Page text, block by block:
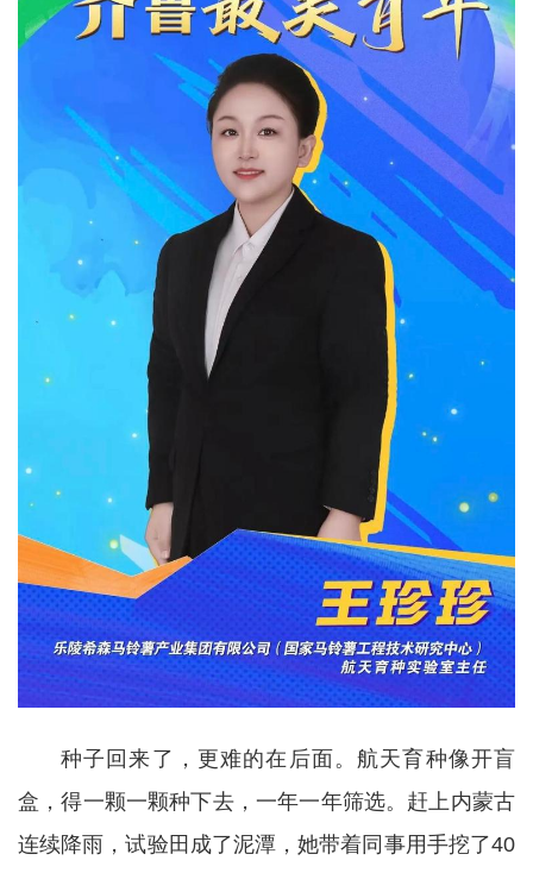
种子回来了，更难的在后面。航天育种像开盲
盒，得一颗一颗种下去，一年一年筛选。赶上内蒙古
连续降雨，试验田成了泥潭，她带着同事用手挖了40